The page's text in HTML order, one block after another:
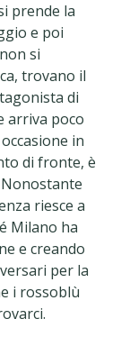
prende la
e poi
si
trovano il
di
arriva poco
in
di fronte, è
riesce a
Milano ha
e creando
per la
i rossoblù